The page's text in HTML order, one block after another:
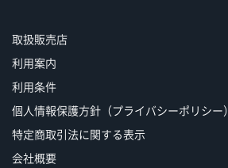
取扱販売店
利用案内
利用条件
個人情報保護方針（プライバシーポリシー）
特定商取引法に関する表示
会社概要